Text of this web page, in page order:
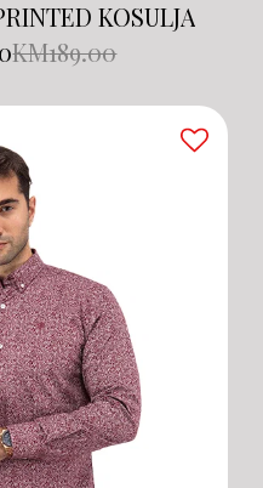
KOSULJA
KM189.00